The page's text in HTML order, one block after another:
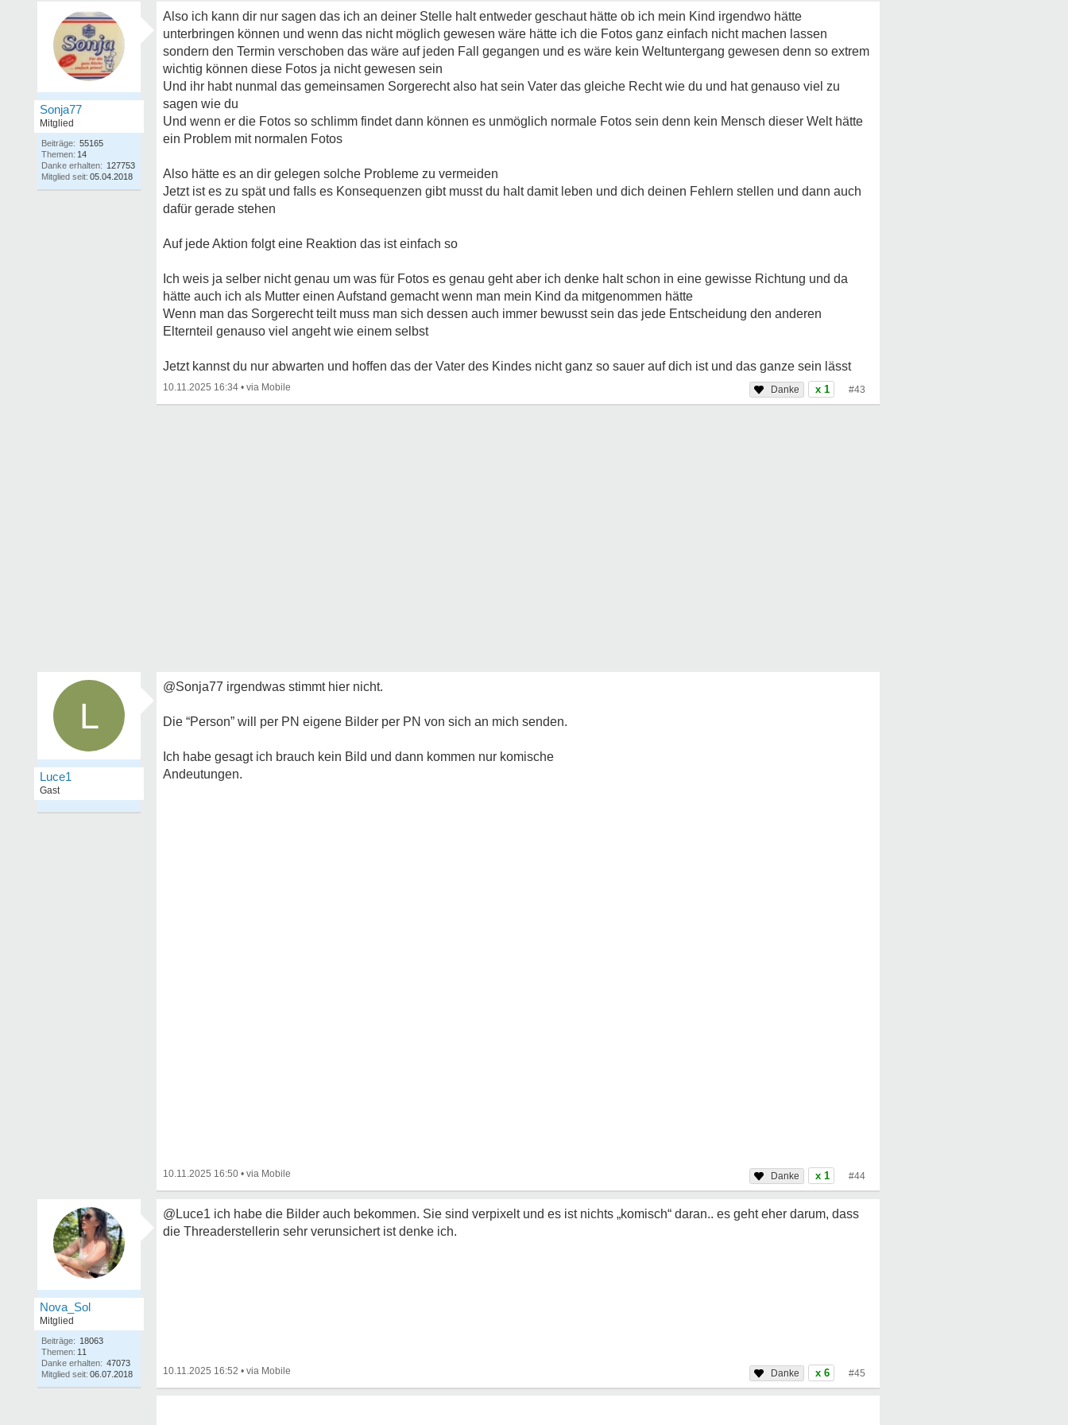
Sonja77
Mitglied
Beiträge: 55165
Themen: 14
Danke erhalten: 127753
Mitglied seit: 05.04.2018
Also ich kann dir nur sagen das ich an deiner Stelle halt entweder geschaut hätte ob ich mein Kind irgendwo hätte
unterbringen können und wenn das nicht möglich gewesen wäre hätte ich die Fotos ganz einfach nicht machen lassen
sondern den Termin verschoben das wäre auf jeden Fall gegangen und es wäre kein Weltuntergang gewesen denn so extrem
wichtig können diese Fotos ja nicht gewesen sein
Und ihr habt nunmal das gemeinsamen Sorgerecht also hat sein Vater das gleiche Recht wie du und hat genauso viel zu
sagen wie du
Und wenn er die Fotos so schlimm findet dann können es unmöglich normale Fotos sein denn kein Mensch dieser Welt hätte
ein Problem mit normalen Fotos
Also hätte es an dir gelegen solche Probleme zu vermeiden
Jetzt ist es zu spät und falls es Konsequenzen gibt musst du halt damit leben und dich deinen Fehlern stellen und dann auch
dafür gerade stehen
Auf jede Aktion folgt eine Reaktion das ist einfach so
Ich weis ja selber nicht genau um was für Fotos es genau geht aber ich denke halt schon in eine gewisse Richtung und da
hätte auch ich als Mutter einen Aufstand gemacht wenn man mein Kind da mitgenommen hätte
Wenn man das Sorgerecht teilt muss man sich dessen auch immer bewusst sein das jede Entscheidung den anderen
Elternteil genauso viel angeht wie einem selbst
Jetzt kannst du nur abwarten und hoffen das der Vater des Kindes nicht ganz so sauer auf dich ist und das ganze sein lässt
10.11.2025 16:34 • x 1 #43
L
Luce1
Gast
@Sonja77 irgendwas stimmt hier nicht.
Die “Person” will per PN eigene Bilder per PN von sich an mich senden.
Ich habe gesagt ich brauch kein Bild und dann kommen nur komische
Andeutungen.
10.11.2025 16:50 • x 1 #44
Nova_Sol
Mitglied
Beiträge: 18063
Themen: 11
Danke erhalten: 47073
Mitglied seit: 06.07.2018
@Luce1 ich habe die Bilder auch bekommen. Sie sind verpixelt und es ist nichts „komisch“ daran.. es geht eher darum, dass
die Threaderstellerin sehr verunsichert ist denke ich.
10.11.2025 16:52 • x 6 #45